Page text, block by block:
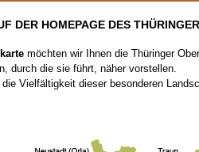
DER HOMEPAGE DES
möchten wir Ihnen die Thüringer
durch die sie führt, näher vorstellen.
die Vielfältigkeit dieser besonderen